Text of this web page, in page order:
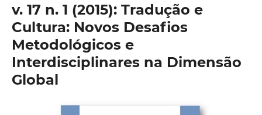
v. 17 n. 1 (2015): Tradução e
Cultura: Novos Desafios
Metodológicos e
Interdisciplinares na Dimensão
Global